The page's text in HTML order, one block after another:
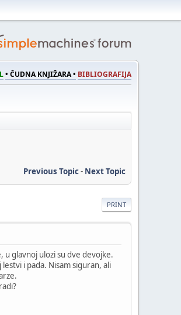
• ČUDNA KNJIŽARA • BIBLIOGRAFIJA
Previous Topic- Next Topic
PRINT
u glavnoj ulozi su dve devojke.
i pada. Nisam siguran, ali